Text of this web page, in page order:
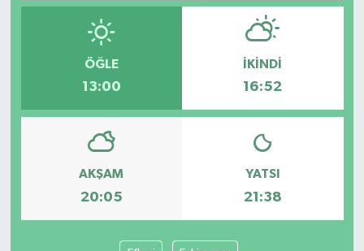
ÖĞLE
13:00
İKINDI
16:52
AKŞAM
20:05
YATSI
21:38